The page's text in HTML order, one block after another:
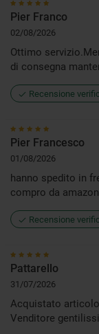
Pier Franco
02/08/2026
Ottimo
di consegna
Recensione
Pier Francesco
01/08/2026
hanno spedito in
compro da
Recensione
Pattarello
31/07/2026
Acquistato
Venditore